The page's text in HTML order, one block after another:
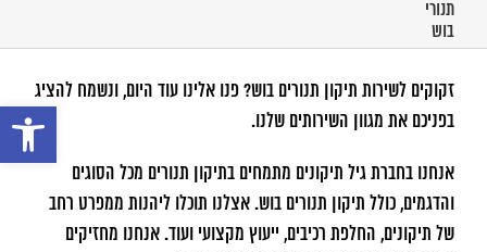
פתח
תנורי
בוש
זקוקים לשירות תיקון תנורים בוש? פנו אלינו עוד היום, ונשמח להציג
בפניכם את מגוון השירותים שלנו.
אנחנו בחברת גיל תיקונים מתמחים בתיקון תנורים מכל הסוגים
והדגמים, כולל תיקון תנורים בוש. אצלנו תוכלו ליהנות ממפרט רחב
של תיקונים, החלפת רכיבים, ייעוץ מקצועי ועוד. אנחנו מחזיקים